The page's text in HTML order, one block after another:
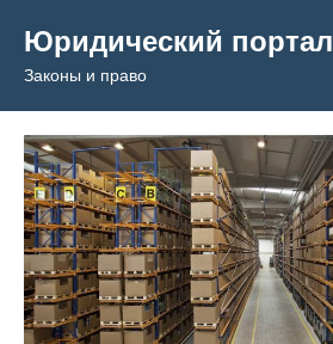
содержимому
Юридический портал
Законы и право